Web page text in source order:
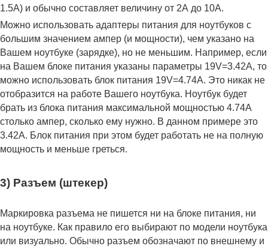
1.5A) и обычно составляет величину от 2А до 10A.
Можно использовать адаптеры питания для ноутбуков с
большим значением ампер (и мощности), чем указано на
Вашем ноутбуке (зарядке), но не меньшим. Например, если
на Вашем блоке питания указаны параметры 19V=3.42A, то
можно использовать блок питания 19V=4.74A. Это никак не
отобразится на работе Вашего ноутбука. Ноутбук будет
брать из блока питания максимальной мощностью 4.74А
столько ампер, сколько ему нужно. В данном примере это
3.42А. Блок питания при этом будет работать не на полную
мощность и меньше греться.
3) Разъем (штекер)
Маркировка разъема не пишется ни на блоке питания, ни
на ноутбуке. Как правило его выбирают по модели ноутбука
или визуально. Обычно разъем обозначают по внешнему и